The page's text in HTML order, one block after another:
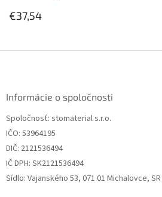
€37,54
Informácie o spoločnosti
Spoločnosť: stomaterial s.r.o.
IČO: 53964195
DIČ: 2121536494
IČ DPH: SK2121536494
Sídlo: Vajanského 53, 071 01 Michalovce, SR